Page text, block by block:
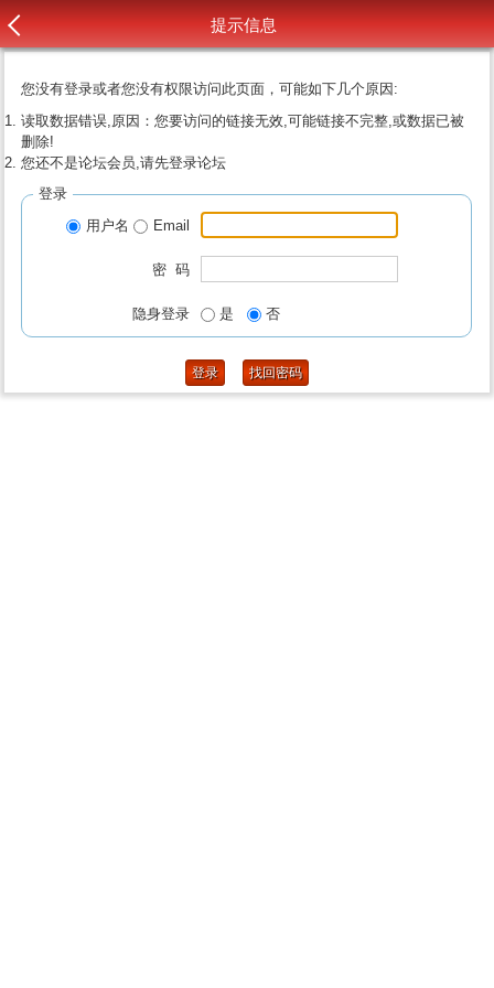
提示信息
您没有登录或者您没有权限访问此页面，可能如下几个原因:
读取数据错误,原因：您要访问的链接无效,可能链接不完整,或数据已被
删除!
您还不是论坛会员,请先登录论坛
登录
用户名
Email
密 码
隐身登录 是 否